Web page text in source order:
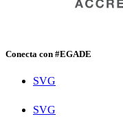
Conecta con #EGADE
SVG
SVG